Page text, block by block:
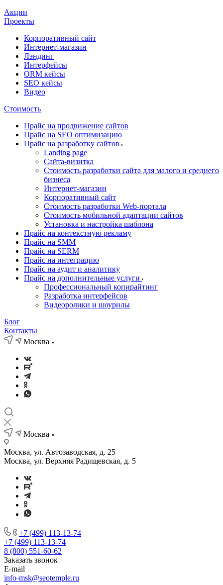
Акции
Проекты
Корпоративный сайт
Интернет-магазин
Лэндинг
Интерфейсы
ORM кейсы
SEO кейсы
Видео
Стоимость
Прайс на продвижение сайтов
Прайс на SEO оптимизацию
Прайс на разработку сайтов
Landing page
Cайта-визитка
Стоимость разработки сайта для малого и среднего
бизнеса
Интернет-магазин
Корпоративный сайт
Стоимость разработки Web-портала
Стоимость мобильной адаптации сайтов
Установка и настройка шаблона
Прайс на контекстную рекламу
Прайс на SMM
Прайс на SERM
Прайс на интеграцию
Прайс на аудит и аналитику
Прайс на дополнительные услуги
Профессиональный копирайтинг
Разработка интерфейсов
Видеоролики и шоурилы
Блог
Контакты
Москва
Москва
Москва, ул. Автозаводская, д. 25
Москва, ул. Верхняя Радищевская, д. 5
+7 (499) 113-13-74
+7 (499) 113-13-74
8 (800) 551-60-62
Заказать звонок
E-mail
info-msk@seotemple.ru